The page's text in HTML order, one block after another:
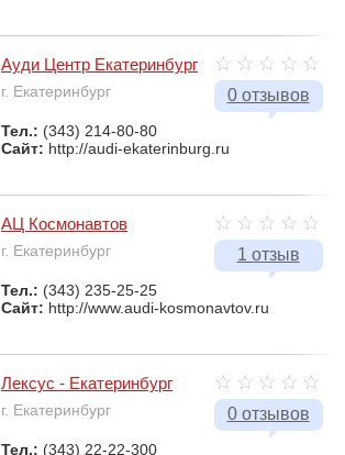
0 отзывов
Ауди Центр Екатеринбург
г. Екатеринбург
Тел.: (343) 214-80-80
Сайт: http://audi-ekaterinburg.ru
1 отзыв
АЦ Космонавтов
г. Екатеринбург
Тел.: (343) 235-25-25
Сайт: http://www.audi-kosmonavtov.ru
0 отзывов
Лексус - Екатеринбург
г. Екатеринбург
Тел.: (343) 22-22-300